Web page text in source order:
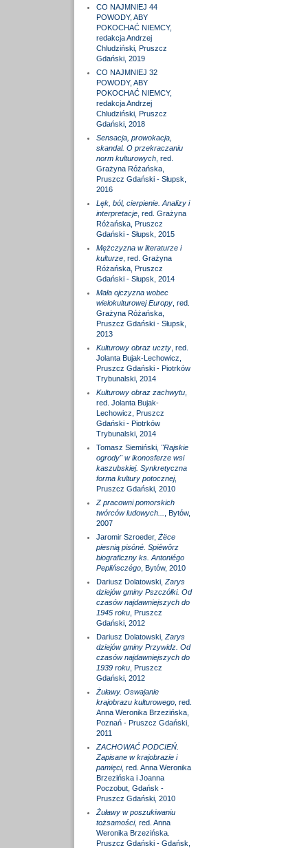
CO NAJMNIEJ 44
POWODY, ABY
POKOCHAĆ NIEMCY,
redakcja Andrzej
Chludziński, Pruszcz
Gdański, 2019
CO NAJMNIEJ 32
POWODY, ABY
POKOCHAĆ NIEMCY,
redakcja Andrzej
Chludziński, Pruszcz
Gdański, 2018
Sensacja, prowokacja,
skandal. O przekraczaniu
norm kulturowych, red.
Grażyna Różańska,
Pruszcz Gdański - Słupsk,
2016
Lęk, ból, cierpienie. Analizy i
interpretacje, red. Grażyna
Różańska, Pruszcz
Gdański - Słupsk, 2015
Mężczyzna w literaturze i
kulturze, red. Grażyna
Różańska, Pruszcz
Gdański - Słupsk, 2014
Mała ojczyzna wobec
wielokulturowej Europy, red.
Grażyna Różańska,
Pruszcz Gdański - Słupsk,
2013
Kulturowy obraz uczty, red.
Jolanta Bujak-Lechowicz,
Pruszcz Gdański - Piotrków
Trybunalski, 2014
Kulturowy obraz zachwytu,
red. Jolanta Bujak-
Lechowicz, Pruszcz
Gdański - Piotrków
Trybunalski, 2014
Tomasz Siemiński, "Rajskie
ogrody" w ikonosferze wsi
kaszubskiej. Synkretyczna
forma kultury potocznej,
Pruszcz Gdański, 2010
Z pracowni pomorskich
twórców ludowych...
, Bytów,
2007
Jaromir Szroeder, Żëce
piesnią pisóné. Spiéwôrz
biograficzny ks. Antoniégo
Peplińsczégo, Bytów, 2010
Dariusz Dolatowski, Zarys
dziejów gminy Pszczółki. Od
czasów najdawniejszych do
1945 roku, Pruszcz
Gdański, 2012
Dariusz Dolatowski, Zarys
dziejów gminy Przywidz. Od
czasów najdawniejszych do
1939 roku, Pruszcz
Gdański, 2012
Żuławy. Oswajanie
krajobrazu kulturowego, red.
Anna Weronika Brzezińska,
Poznań - Pruszcz Gdański,
2011
ZACHOWAĆ PODCIEŃ.
Zapisane w krajobrazie i
pamięci, red. Anna Weronika
Brzezińska i Joanna
Poczobut, Gdańsk -
Pruszcz Gdański, 2010
Żuławy w poszukiwaniu
tożsamości, red. Anna
Weronika Brzezińska.
Pruszcz Gdański - Gdańsk,